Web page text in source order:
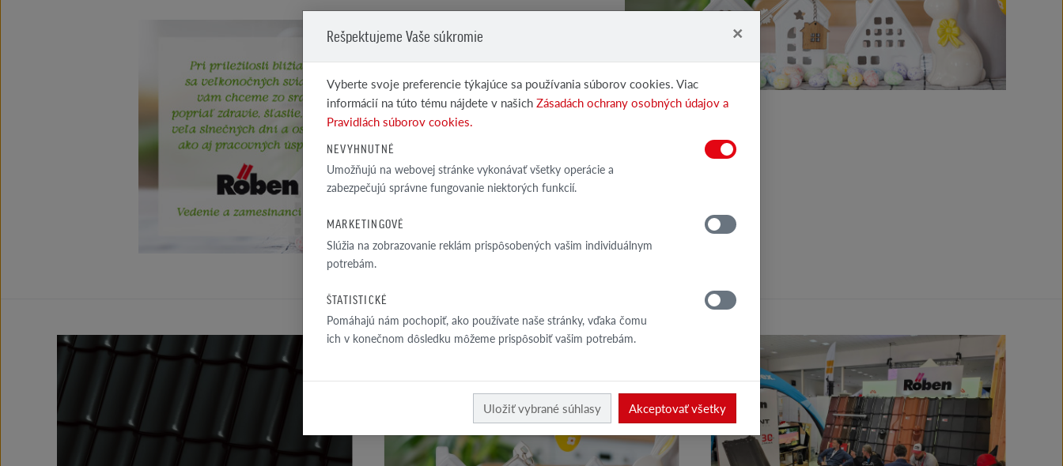
Rešpektujeme Vaše súkromie ×
Vyberte svoje preferencie týkajúce sa používania súborov cookies. Viac
informácií na túto tému nájdete v našichZásadách ochrany osobných údajov a
Pravidlách súborov cookies.
NEVYHNUTNÉ
Umožňujú na webovej stránke vykonávať všetky operácie a
zabezpečujú správne fungovanie niektorých funkcií.
MARKETINGOVÉ
Slúžia na zobrazovanie reklám prispôsobených vašim individuálnym
potrebám.
ŠTATISTICKÉ
Pomáhajú nám pochopiť, ako používate naše stránky, vďaka čomu
ich v konečnom dôsledku môžeme prispôsobiť vašim potrebám.
Uložiť vybrané súhlasy Akceptovať všetky